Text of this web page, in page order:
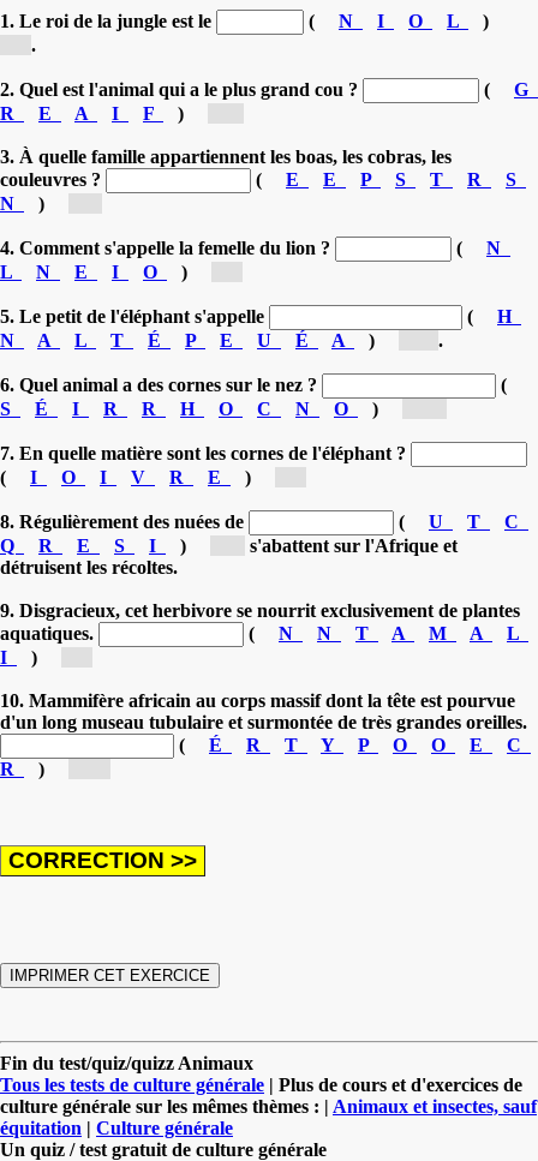
1. Le roi de la jungle est le ( N I O L
)
.
2. Quel est l'animal qui a le plus grand cou ? (
G
R
E A I F )
3. À quelle famille appartiennent les boas, les cobras, les
couleuvres ?
( E E P S T R
S
N
)
4. Comment s'appelle la femelle du lion ? (
N
L
N E I O )
5. Le petit de l'éléphant s'appelle (
H
N
A L T É P E U É A ) .
6. Quel animal a des cornes sur le nez ?
(
S
É I R R H O C N O )
7. En quelle matière sont les cornes de l'éléphant ?
(
I O I V R E )
8. Régulièrement des nuées de ( U T
C
Q
R E S I )
s'abattent sur l'Afrique et
détruisent les récoltes.
9. Disgracieux, cet herbivore se nourrit exclusivement de plantes
aquatiques.
( N N T A M A
L
I
)
10. Mammifère africain au corps massif dont la tête est pourvue
d'un long museau tubulaire et surmontée de très grandes oreilles.
(
É R T Y P O O E
C
R
)
Fin du test/quiz/quizz Animaux
Tous les tests de culture générale | Plus de cours et d'exercices de
culture générale sur les mêmes thèmes : | Animaux et insectes, sauf
équitation | Culture générale
Un quiz / test gratuit de culture générale